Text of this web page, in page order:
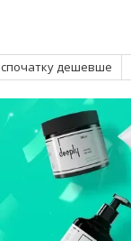
спочатку дешевше